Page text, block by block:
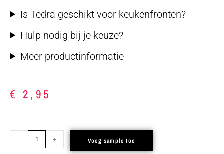
Is Tedra geschikt voor keukenfronten?
Hulp nodig bij je keuze?
Meer productinformatie
€ 2,95
- + Voeg sample toe